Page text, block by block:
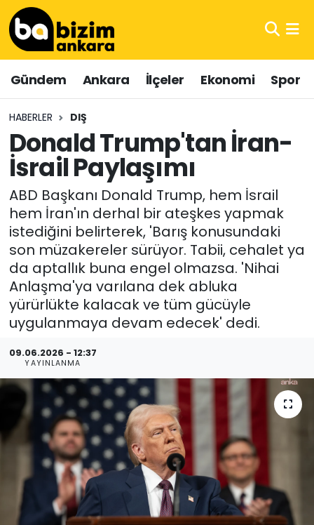
Gündem Ankara İlçeler Ekonomi Spor
HABERLER DIŞ
Donald Trump'tan İran-
İsrail Paylaşımı
ABD Başkanı Donald Trump, hem İsrail
hem İran'ın derhal bir ateşkes yapmak
istediğini belirterek, 'Barış konusundaki
son müzakereler sürüyor. Tabii, cehalet ya
da aptallık buna engel olmazsa. 'Nihai
Anlaşma'ya varılana dek abluka
yürürlükte kalacak ve tüm gücüyle
uygulanmaya devam edecek' dedi.
09.06.2026 - 12:37
YAYINLANMA
Hava Durumu
Trafik Durumu
Süper Lig Puan Durumu ve Fikstür
Tüm Manşetler
Son Dakika Haberleri
Haber Arşivi